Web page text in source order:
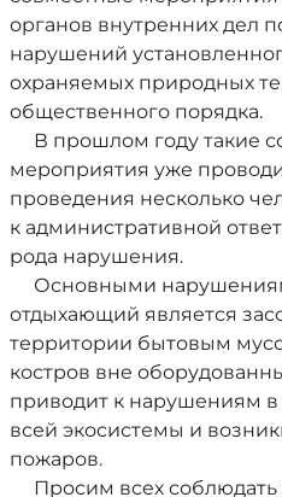
органов внутренних дел
нарушений
охраняемых природных
общественного порядка.
В прошлом году такие
мероприятия уже
проведения несколько
к административной
рода нарушения.
Основными
отдыхающий является
территории бытовым
костров вне
приводит к нарушениям
всей экосистемы и
пожаров.
Просим всех